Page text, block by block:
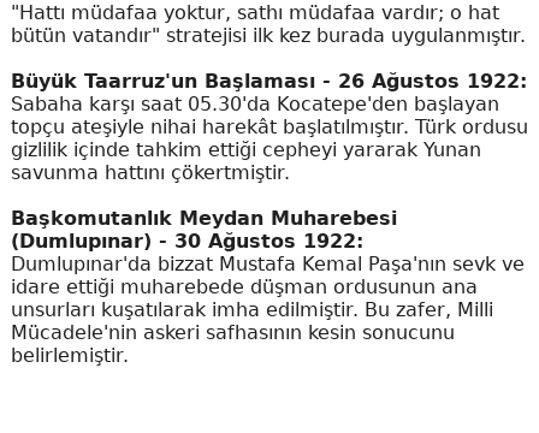
"Hattı müdafaa yoktur, sathı müdafaa vardır; o hat
bütün vatandır" stratejisi ilk kez burada uygulanmıştır.
Büyük Taarruz'un Başlaması - 26 Ağustos 1922:
Sabaha karşı saat 05.30'da Kocatepe'den başlayan
topçu ateşiyle nihai harekât başlatılmıştır. Türk ordusu
gizlilik içinde tahkim ettiği cepheyi yararak Yunan
savunma hattını çökertmiştir.
Başkomutanlık Meydan Muharebesi
(Dumlupınar) - 30 Ağustos 1922:
Dumlupınar'da bizzat Mustafa Kemal Paşa'nın sevk ve
idare ettiği muharebede düşman ordusunun ana
unsurları kuşatılarak imha edilmiştir. Bu zafer, Milli
Mücadele'nin askeri safhasının kesin sonucunu
belirlemiştir.